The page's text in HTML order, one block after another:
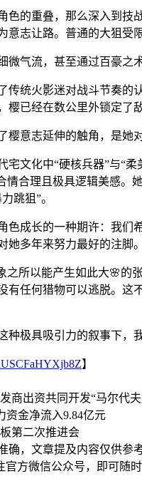
色的重叠，那么深入到技
意志让路。普通的大狙受
微气流，甚至通过百豪之
传统火影迷对战斗节奏的
樱已经在数公里外锁定了
樱意志延伸的触角，是她
宅文化中“硬核兵器”与“
情合理且极具逻辑美感
跳狙”。
色成长的一种期许：我
她多年来努力最好的注脚
之所以能产生如此大🌸
有任何猎物可以逃脱。
种极具吸引力的叙事下，
】
商出资共同开发“马尔代
资金净流入9.84亿元
第二次推进会
确，文章提及内容仅供参
官方微信公众号，即可随